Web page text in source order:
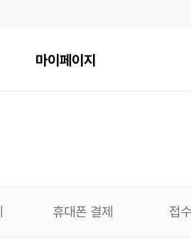
마이페이지
휴대폰 결제 접